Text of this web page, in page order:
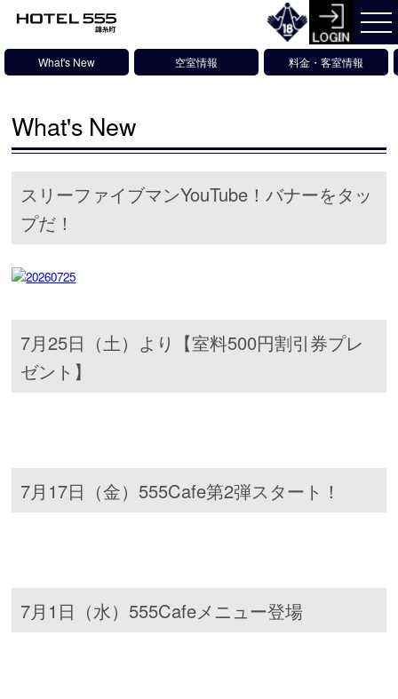
What's New 空室情報 料金・客室情報
What's New
スリーファイブマンYouTube！バナーをタッ
プだ！
7月25日（土）より【室料500円割引券プレ
ゼント】
7月17日（金）555Cafe第2弾スタート！
7月1日（水）555Cafeメニュー登場